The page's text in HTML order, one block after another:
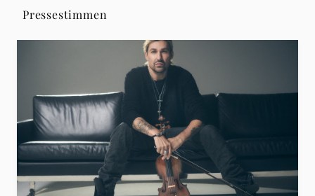
Deutsche
Grammophon
Pressestimmen